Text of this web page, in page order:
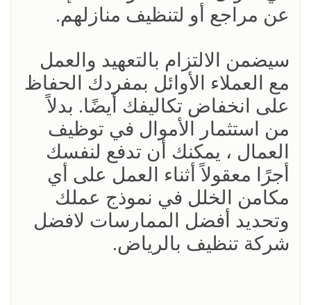
عن مراجع أو لتنظيف منازلهم.
سيضمن الالتزام بالتعهيد والعمل
مع العملاء الأوائل بمفردك الحفاظ
على انخفاض تكاليفك أيضًا. بدلاً
من استثمار الأموال في توظيف
العمال ، يمكنك أن تدفع لنفسك
أجرًا معقولاً أثناء العمل على أي
مكامن الخلل في نموذج عملك
وتحديد أفضل الممارسات لافضل
شركة تنظيف بالرياض.